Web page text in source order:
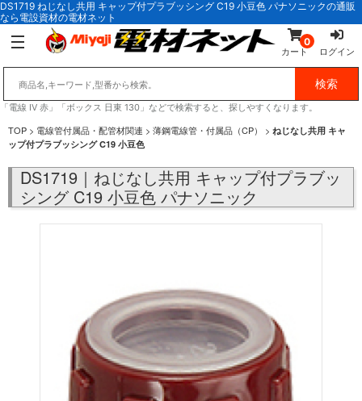
DS1719 ねじなし共用 キャップ付プラブッシング C19 小豆色 パナソニックの通販
なら電設資材の電材ネット
0
カート ログイン
「電線 IV 赤」「ボックス 日東 130」などで検索すると、探しやすくなります。
TOP > 電線管付属品・配管材関連 > 薄鋼電線管・付属品（CP） > ねじなし共用 キャ
ップ付プラブッシング C19 小豆色
DS1719｜ねじなし共用 キャップ付プラブッ
シング C19 小豆色 パナソニック